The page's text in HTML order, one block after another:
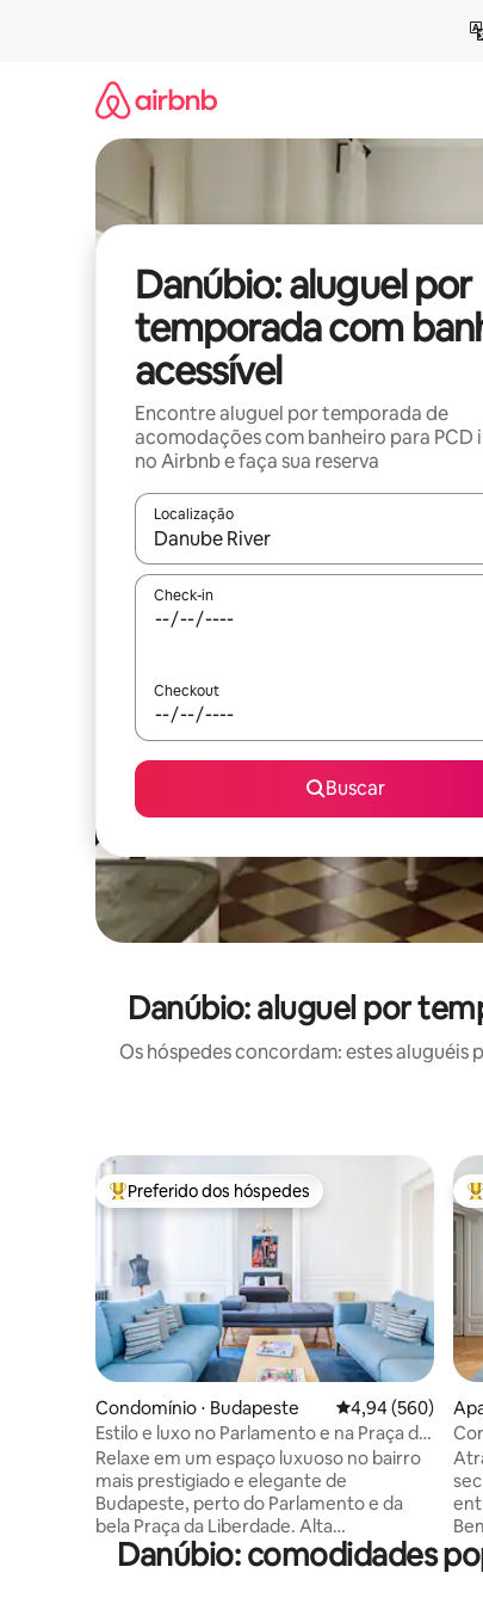
Danúbio: aluguel por
temporada com
acessível
Encontre aluguel por temporada de
acomodações com banheiro para PCD
no Airbnb e faça sua reserva
Localização
Quando os resultados estiverem
Check-in
Checkout
Buscar
Danúbio: aluguel por
Os hóspedes concordam: estes
Entre os melhores preferidos dos hóspedes
Preferido dos hóspedes
Condomínio ⋅ Budapeste 4,94 de uma
4,94 (560)
Estilo e luxo no Parlamento e na Praça da
Liberdade
Relaxe em um espaço luxuoso no bairro
mais prestigiado e elegante de
Budapeste, perto do Parlamento e da
bela Praça da Liberdade. Alta
especificação com dois banheiros
privativos, ar condicionado, escritório em
a
e
Danúbio: comodidades